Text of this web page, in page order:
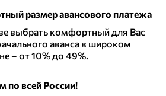
размер авансового платежа
выбрать комфортный для Вас
аванса в широком
– от 10% до 49%.
по всей России!